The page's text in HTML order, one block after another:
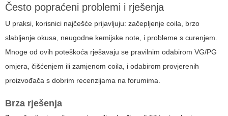
Često popraćeni problemi i rješenja
U praksi, korisnici najčešće prijavljuju: začepljenje coila, brzo
slabljenje okusa, neugodne kemijske note, i probleme s curenjem.
Mnoge od ovih poteškoća rješavaju se pravilnim odabirom VG/PG
omjera, čišćenjem ili zamjenom coila, i odabirom provjerenih
proizvođača s dobrim recenzijama na forumima.
Brza rješenja